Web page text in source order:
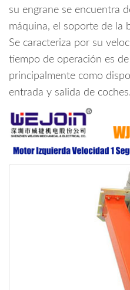
su engrane se encuentra
máquina, el soporte de la
Se caracteriza por su
tiempo de operación es
principalmente como
entrada y salida de coches.